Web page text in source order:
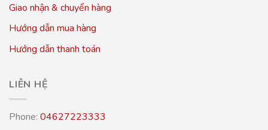
Giao nhận & chuyển hàng
Hướng dẫn mua hàng
Hướng dẫn thanh toán
LIÊN HỆ
Phone: 04627223333